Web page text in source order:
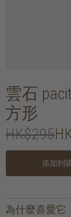
雲石
方形
HK$295
添加到
為什麼喜愛它